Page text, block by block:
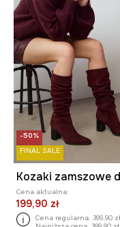
-50%
FINAL SALE
Kozaki zamszowe
Cena aktualna:
199,90 zł
Cena regularna: 399,90 zł